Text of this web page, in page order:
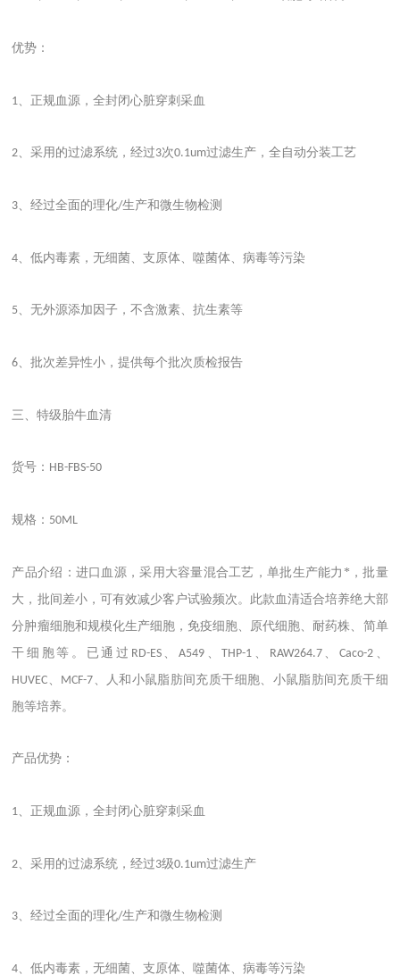
优势：
1 、正规血源，全封闭心脏穿刺采血
2、采用的过滤系统，经过3次0.1um过滤生产，全自动分装工艺
3 、经过全面的理化/生产和微生物检测
4 、低内毒素，无细菌、支原体、噬菌体、病毒等污染
5、无外源添加因子，不含激素、抗生素等
6 、批次差异性小，提供每个批次质检报告
三、特级胎牛血清
货号： HB-FBS-50
规格： 50ML
产品介绍：进口血源，采用大容量混合工艺，单批生产能力*，批量
大，批间差小，可有效减少客户试验频次。此款血清适合培养绝大部
分肿瘤细胞和规模化生产细胞，免疫细胞、原代细胞、耐药株、简单
干细胞等。已通过 RD-ES、 A549、THP-1 RAW264.7、 Caco-2、
HUVEC MCF-7 、人和小鼠脂肪间充质干细胞、小鼠脂肪间充质干细
胞等培养。
产品优势：
1 、正规血源，全封闭心脏穿刺采血
2 、采用的过滤系统，经过3级0.1um过滤生产
3、经过全面的理化/生产和微生物检测
4 、低内毒素，无细菌、支原体、噬菌体、病毒等污染